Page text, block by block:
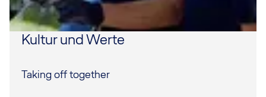
Kultur und Werte
Taking off together